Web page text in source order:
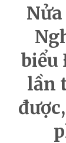
biểu
lần